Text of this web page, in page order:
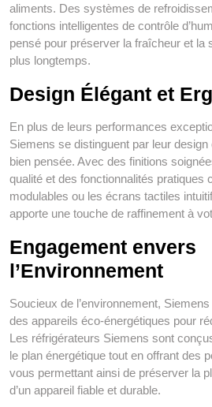
aliments. Des systèmes de
fonctions intelligentes de contrôle
pensé pour préserver la fraîcheur et la
plus longtemps.
Design Élégant et
En plus de leurs performances
Siemens se distinguent par leur
bien pensée. Avec des finitions
qualité et des fonctionnalités pratiques
modulables ou les écrans tactiles
apporte une touche de raffinement à
Engagement envers
l’Environnement
Soucieux de l’environnement,
des appareils éco-énergétiques pour
Les réfrigérateurs Siemens sont
le plan énergétique tout en offrant des
vous permettant ainsi de préserver la
d’un appareil fiable et durable.